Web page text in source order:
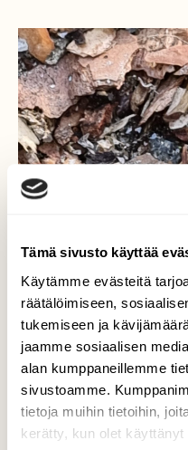
Tämä sivusto käyttää
Käytämme evästeitä
räätälöimiseen,
tukemiseen ja
jaamme sosiaalisen
alan kumppaneillemme
sivustoamme.
tietoja muihin tietoihin,
kerätty, kun olet käyttänyt